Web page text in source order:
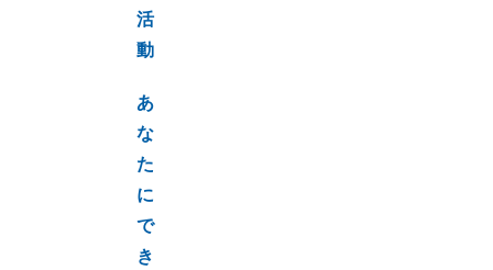
活
動
あ
な
た
に
で
き